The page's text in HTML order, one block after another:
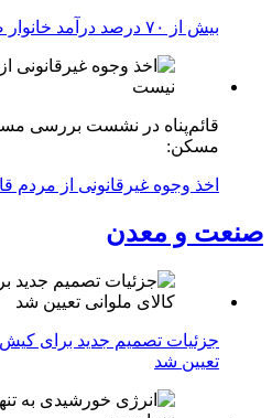
بیش از ۷۰ درصد درآمد خانوار صرف اجاره خانه می‌شود
قائم‌پناه در نشست بررسی
مسکن:
اخذ وجوه غیرقانونی از مردم
صنعت و معدن
جزئیات تصمیم جدید برای کیش
تعیین شد